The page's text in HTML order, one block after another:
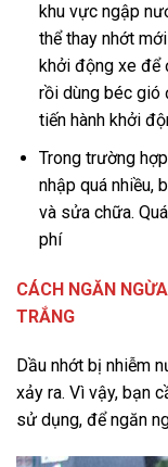
khu vực ngập
thể thay nhớt
khởi động xe để
rồi dùng béc gió
tiến hành khởi
Trong trường
nhập quá nhiều,
và sửa chữa.
phí
CÁCH NGĂN
TRẮNG
Dầu nhớt bị nhiễm
xảy ra. Vì vậy, bạn
sử dụng, để ngăn